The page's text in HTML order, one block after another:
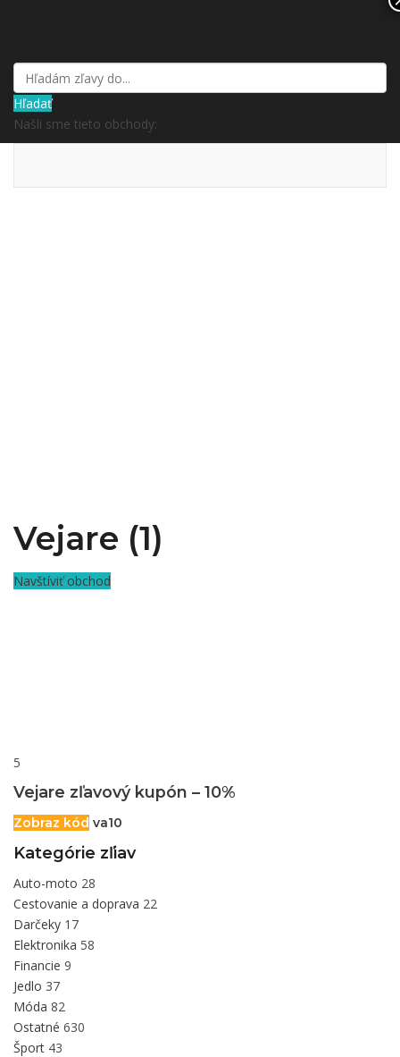
Hľadať
Našli sme tieto obchody:
Vejare (1)
Navštíviť obchod
5
Vejare zľavový kupón – 10%
Zobraz kód va10
Kategórie zľiav
Auto-moto 28
Cestovanie a doprava 22
Darčeky 17
Elektronika 58
Financie 9
Jedlo 37
Móda 82
Ostatné 630
Šport 43